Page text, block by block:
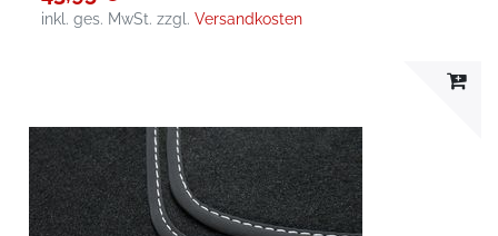
inkl. ges. MwSt. zzgl.Versandkosten